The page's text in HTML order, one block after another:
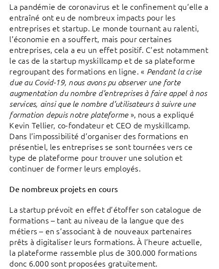
La pandémie de coronavirus et le confinement qu’elle a
entraîné ont eu de nombreux impacts pour les
entreprises et startup. Le monde tournant au ralenti,
l’économie en a souffert, mais pour certaines
entreprises, cela a eu un effet positif. C’est notamment
le cas de la startup myskillcamp et de sa plateforme
regroupant des formations en ligne. « Pendant la crise
due au Covid-19, nous avons pu observer une forte
augmentation du nombre d’entreprises à faire appel à nos
services, ainsi que le nombre d’utilisateurs à suivre une
formation depuis notre plateforme», nous a expliqué
Kevin Tellier, co-fondateur et CEO de myskillcamp.
Dans l’impossibilité d’organiser des formations en
présentiel, les entreprises se sont tournées vers ce
type de plateforme pour trouver une solution et
continuer de former leurs employés.
De nombreux projets en cours
La startup prévoit en effet d’étoffer son catalogue de
formations – tant au niveau de la langue que des
métiers – en s’associant à de nouveaux partenaires
prêts à digitaliser leurs formations. À l’heure actuelle,
la plateforme rassemble plus de 300.000 formations
donc 6.000 sont proposées gratuitement.